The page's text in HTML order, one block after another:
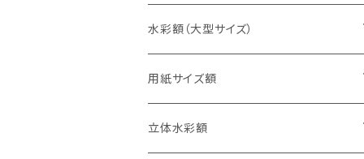
四切判（348×424ミリ）
大衣判（394×509ミリ）
半切判（424×545ミリ）
スケッチ8Ｆ（520×595ミリ）
スケッチ10Ｆ（595×670ミリ）
15cm正方形（150×150ミリ）
20cm正方形（200×200ミリ）
25cm正方形（250×250ミリ）
15×30cm
20×40cm
25×50cm
水彩額（大型サイズ）
大判（660×850ミリ）
MO判（693×893ミリ）
用紙サイズ額
B5判（182×257ミリ）
立体水彩額